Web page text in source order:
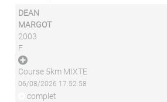
DEAN
MARGOT
2003
F
Course 5km MIXTE
06/08/2026 17:52:58
complet